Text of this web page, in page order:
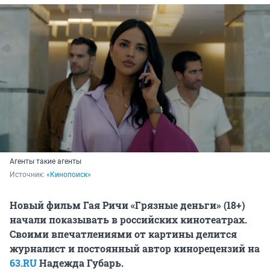
Агенты такие агенты
Источник: «Кинопоиск»
Новый фильм Гая Ричи «Грязные деньги» (18+)
начали показывать в российских кинотеатрах.
Своими впечатлениями от картины делится
журналист и постоянный автор кинорецензий на
63.RUНадежда Губарь.